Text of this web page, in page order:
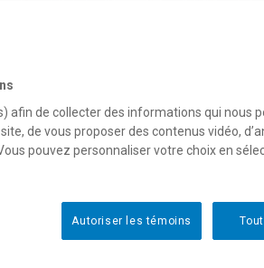
afin de collecter des informations qui nous
de vous proposer des contenus vidéo,
pouvez personnaliser votre choix en
Autoriser les témoins